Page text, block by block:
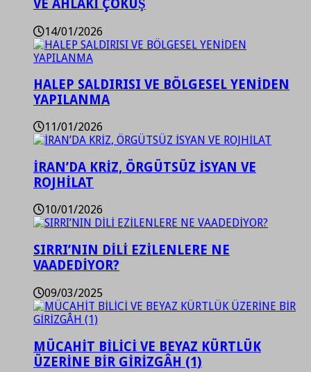
VE AHLAKİ ÇÖKÜŞ
14/01/2026
HALEP SALDIRISI VE BÖLGESEL YENİDEN
YAPILANMA
11/01/2026
İRAN’DA KRİZ, ÖRGÜTSÜZ İSYAN VE
ROJHİLAT
10/01/2026
SIRRI’NIN DİLİ EZİLENLERE NE
VAADEDİYOR?
09/03/2025
MÜCAHİT BİLİCİ VE BEYAZ KÜRTLÜK
ÜZERİNE BİR GİRİZGÂH (1)